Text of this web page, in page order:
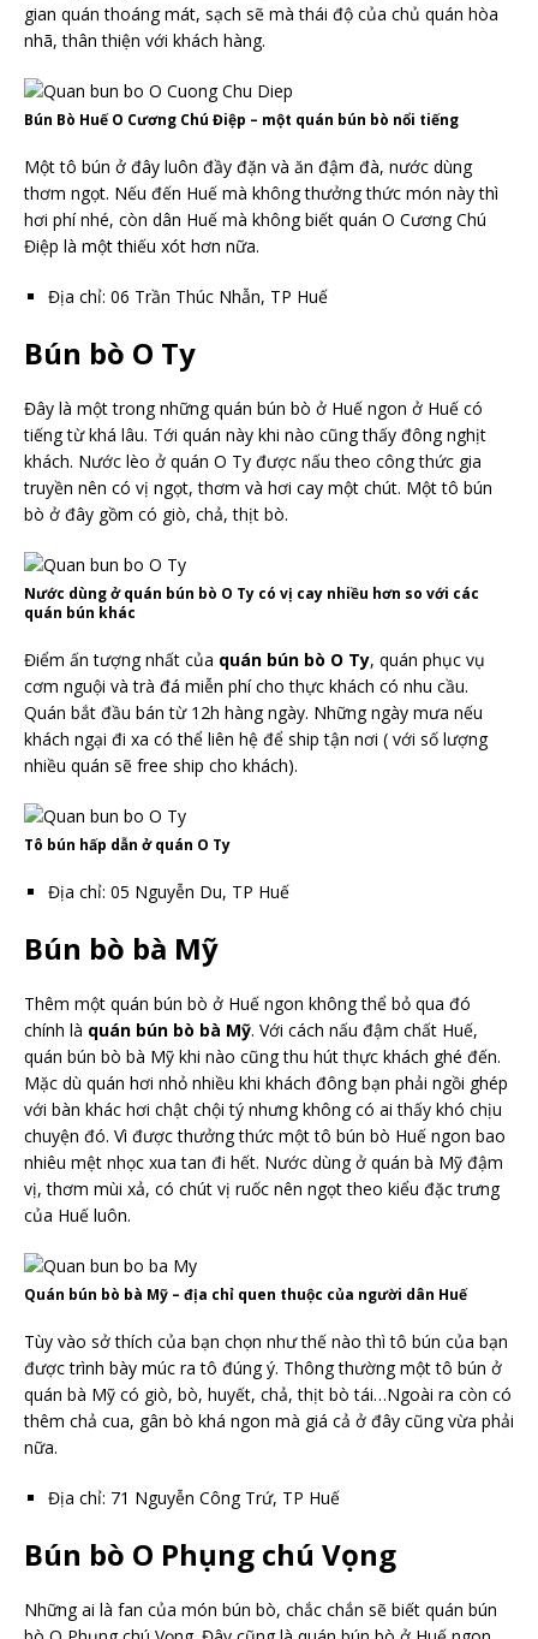
gian quán thoáng mát, sạch sẽ mà thái độ của chủ quán hòa
nhã, thân thiện với khách hàng.
Bún Bò Huế O Cương Chú Điệp – một quán bún bò nổi tiếng
Một tô bún ở đây luôn đầy đặn và ăn đậm đà, nước dùng
thơm ngọt. Nếu đến Huế mà không thưởng thức món này thì
hơi phí nhé, còn dân Huế mà không biết quán O Cương Chú
Điệp là một thiếu xót hơn nữa.
Địa chỉ: 06 Trần Thúc Nhẫn, TP Huế
Bún bò O Ty
Đây là một trong những quán bún bò ở Huế ngon ở Huế có
tiếng từ khá lâu. Tới quán này khi nào cũng thấy đông nghịt
khách. Nước lèo ở quán O Ty được nấu theo công thức gia
truyền nên có vị ngọt, thơm và hơi cay một chút. Một tô bún
bò ở đây gồm có giò, chả, thịt bò.
Nước dùng ở quán bún bò O Ty có vị cay nhiều hơn so với các
quán bún khác
Điểm ấn tượng nhất của quán bún bò O Ty, quán phục vụ
cơm nguội và trà đá miễn phí cho thực khách có nhu cầu.
Quán bắt đầu bán từ 12h hàng ngày. Những ngày mưa nếu
khách ngại đi xa có thể liên hệ để ship tận nơi ( với số lượng
nhiều quán sẽ free ship cho khách).
Tô bún hấp dẫn ở quán O Ty
Địa chỉ: 05 Nguyễn Du, TP Huế
Bún bò bà Mỹ
Thêm một quán bún bò ở Huế ngon không thể bỏ qua đó
chính là quán bún bò bà Mỹ. Với cách nấu đậm chất Huế,
quán bún bò bà Mỹ khi nào cũng thu hút thực khách ghé đến.
Mặc dù quán hơi nhỏ nhiều khi khách đông bạn phải ngồi ghép
với bàn khác hơi chật chội tý nhưng không có ai thấy khó chịu
chuyện đó. Vì được thưởng thức một tô bún bò Huế ngon bao
nhiêu mệt nhọc xua tan đi hết. Nước dùng ở quán bà Mỹ đậm
vị, thơm mùi xả, có chút vị ruốc nên ngọt theo kiểu đặc trưng
của Huế luôn.
Quán bún bò bà Mỹ – địa chỉ quen thuộc của người dân Huế
Tùy vào sở thích của bạn chọn như thế nào thì tô bún của bạn
được trình bày múc ra tô đúng ý. Thông thường một tô bún ở
quán bà Mỹ có giò, bò, huyết, chả, thịt bò tái…Ngoài ra còn có
thêm chả cua, gân bò khá ngon mà giá cả ở đây cũng vừa phải
nữa.
Địa chỉ: 71 Nguyễn Công Trứ, TP Huế
Bún bò O Phụng chú Vọng
Những ai là fan của món bún bò, chắc chắn sẽ biết quán bún